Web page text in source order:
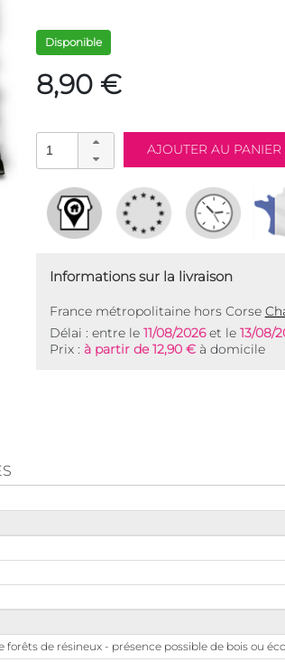
Disponible
8,90 €
Informations sur la livraison
France métropolitaine hors Corse
Délai : entre le 11/08/2026et le 13/08/
Prix : à partir de 12,90 €à domicile
de résineux - présence possible de bois ou